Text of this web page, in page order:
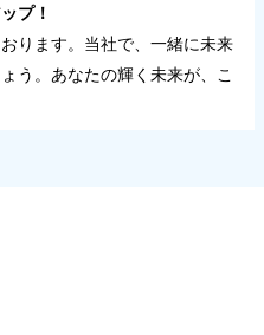
プ！
ります。当社で、一緒に未来
う。あなたの輝く未来が、こ